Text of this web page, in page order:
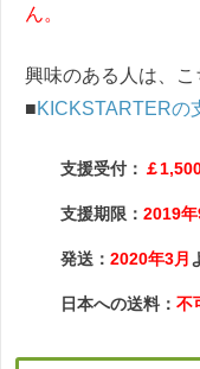
ん。
興味のある人は、こ
■KICKSTARTERの
支援受付： ￡
支援期限： 2019年
発送： 2020年3月
日本への送料： 不